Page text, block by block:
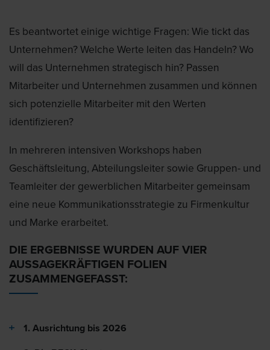
Es beantwortet einige wichtige Fragen: Wie tickt das
Unternehmen? Welche Werte leiten das Handeln? Wo
will das Unternehmen strategisch hin? Passen
Mitarbeiter und Unternehmen zusammen und können
sich potenzielle Mitarbeiter mit den Werten
identifizieren?
In mehreren intensiven Workshops haben
Geschäftsleitung, Abteilungsleiter sowie Gruppen- und
Teamleiter der gewerblichen Mitarbeiter gemeinsam
eine neue Kommunikationsstrategie zu Firmenkultur
und Marke erarbeitet.
DIE ERGEBNISSE WURDEN AUF VIER
AUSSAGEKRÄFTIGEN FOLIEN
ZUSAMMENGEFASST:
1. Ausrichtung bis 2026